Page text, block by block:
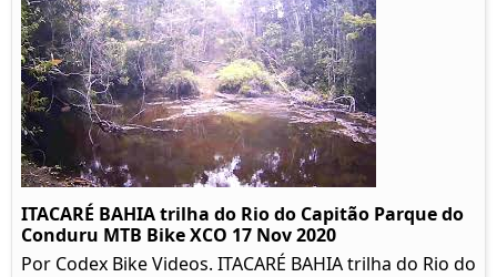
ITACARÉ BAHIA trilha do Rio do Capitão Parque do
Conduru MTB Bike XCO 17 Nov 2020
Por Codex Bike Videos. ITACARÉ BAHIA trilha do Rio do